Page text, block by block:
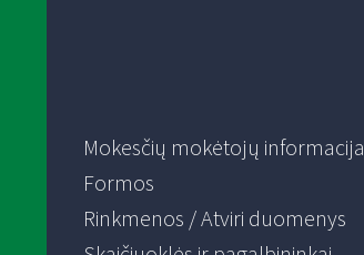
Mokesčių mokėtojų informacija
Formos
Rinkmenos / Atviri duomenys